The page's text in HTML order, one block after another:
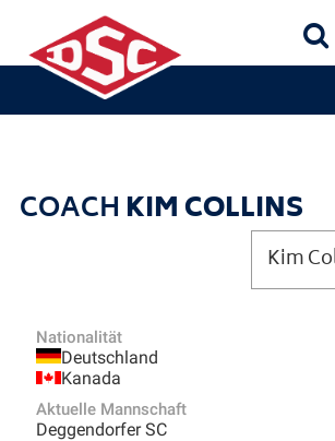

COACH KIM COLLINS
Nationalität
Deutschland
Kanada
Aktuelle Mannschaft
Deggendorfer SC